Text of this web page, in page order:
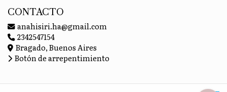
CONTACTO
anahisiri.ha@gmail.com
2342547154
Bragado, Buenos Aires
Botón de arrepentimiento